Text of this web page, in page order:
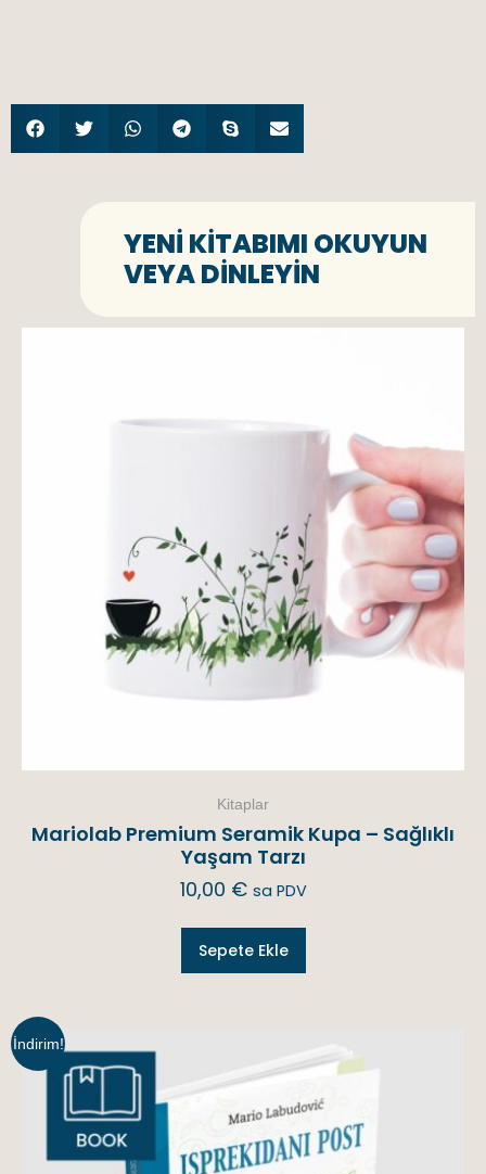
YENI KITABIMI OKUYUN
VEYA DINLEYIN
Kitaplar
Mariolab Premium Seramik Kupa – Sağlıklı
Yaşam Tarzı
10,00 € sa PDV
Sepete Ekle
İndirim!